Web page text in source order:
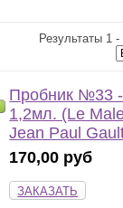
Результаты 1 -
Пробник №33 -
1,2мл. (Le
Jean Paul
170,00 руб
ЗАКАЗАТЬ